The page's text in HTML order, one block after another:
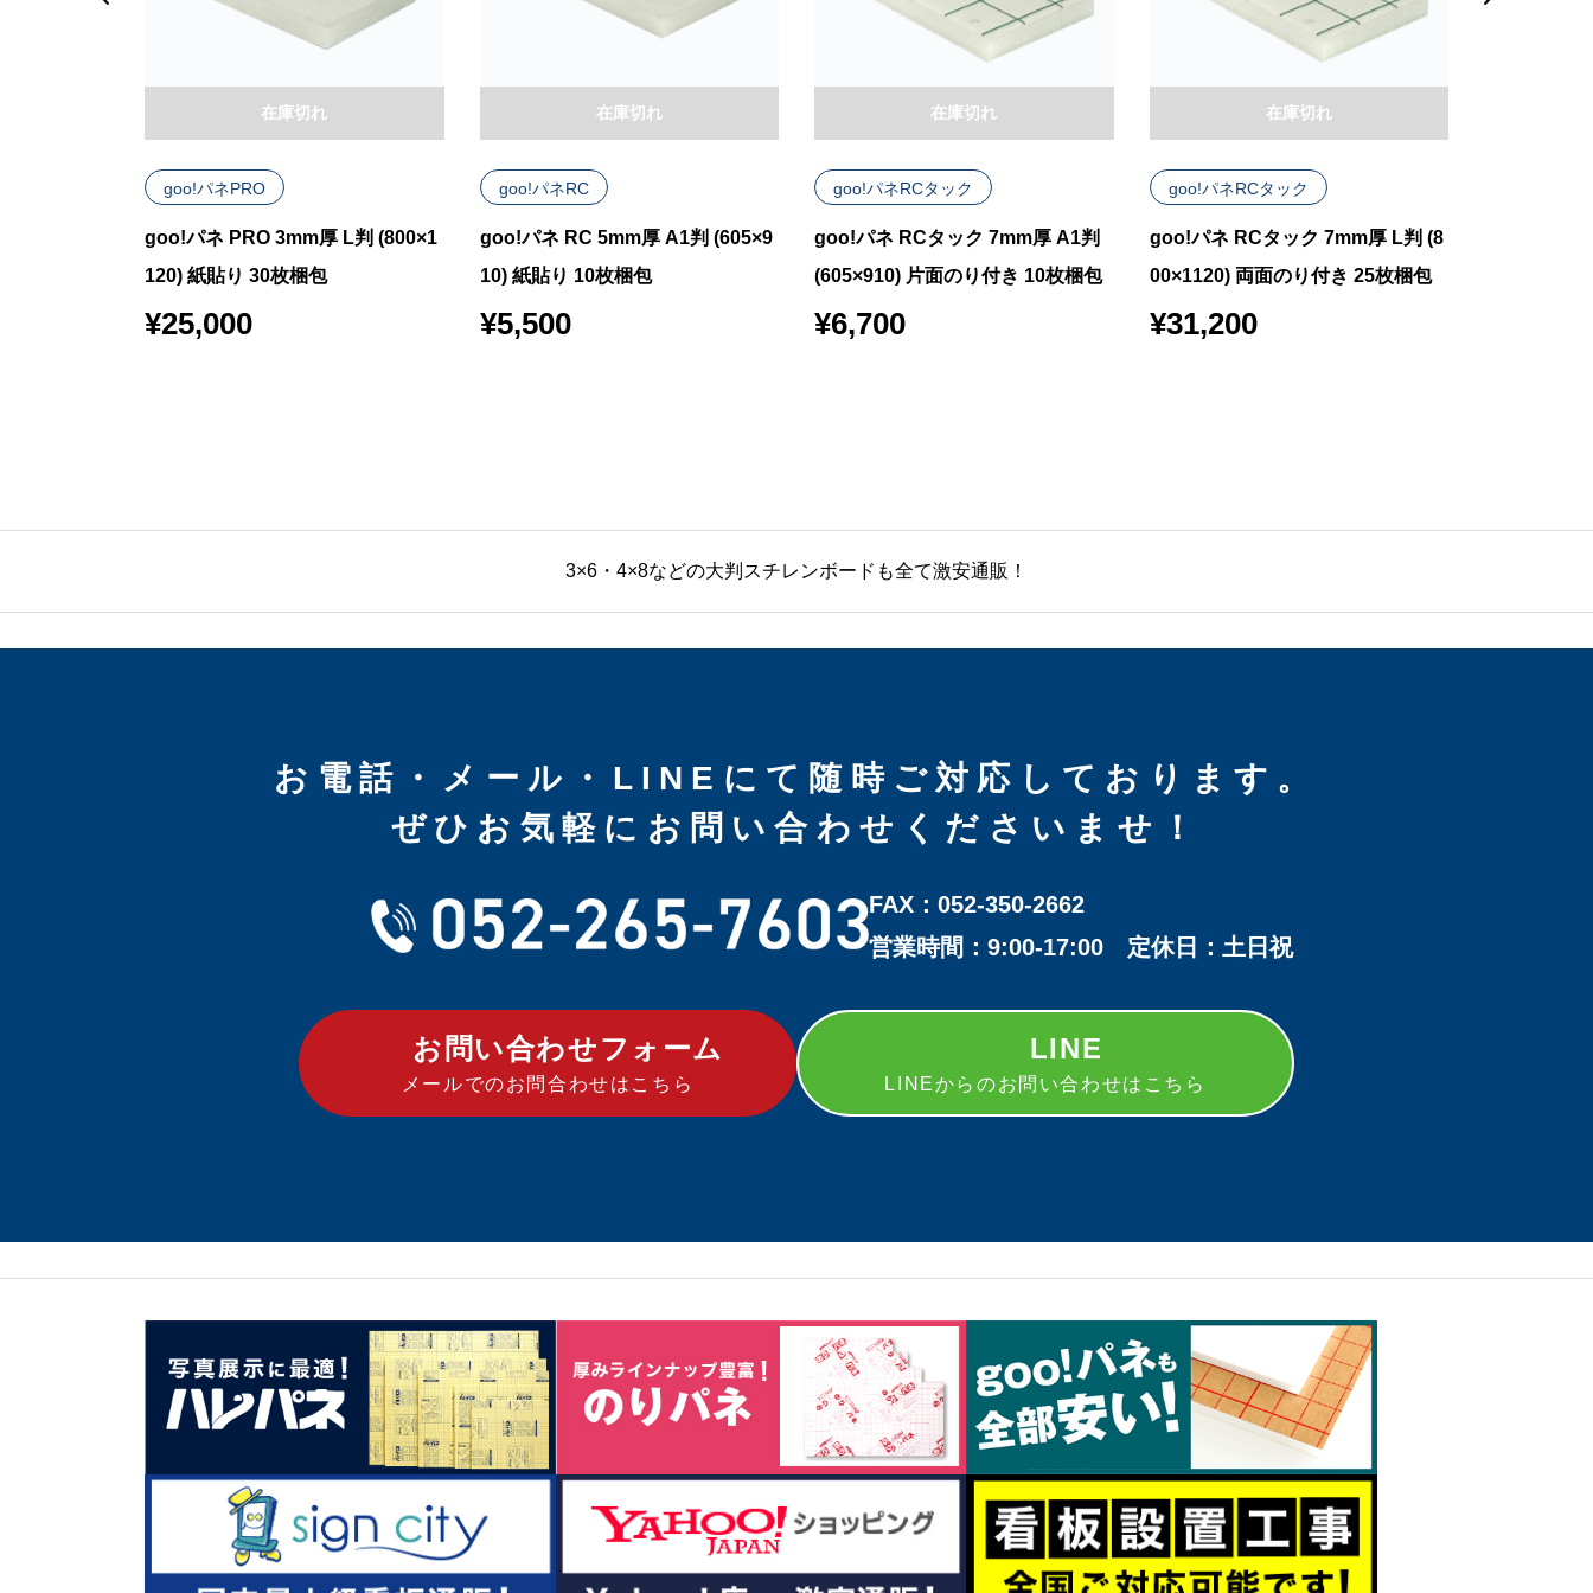
goo!パネPRO
goo!パネ PRO 3mm厚 L判 (800×1
120) 紙貼り 30枚梱包
¥25,000
在庫切れ
goo!パネRC
goo!パネ RC 5mm厚 A1判 (605×9
10) 紙貼り 10枚梱包
¥5,500
在庫切れ
goo!パネRCタック
goo!パネ RCタック 7mm厚 A1判
(605×910) 片面のり付き 10枚梱包
¥6,700
在庫切れ
goo!パネRCタック
goo!パネ RCタック 7mm厚 L判 (8
00×1120) 両面のり付き 25枚梱包
¥31,200
在庫切れ
3×6・4×8などの大判スチレンボードも全て激安通販！
お電話・メール・LINEにて随時ご対応しております。
ぜひお気軽にお問い合わせくださいませ！
FAX：052-350-2662
営業時間：9:00-17:00 定休日：土日祝
お問い合わせフォーム
メールでのお問合わせはこちら
LINE
LINEからのお問い合わせはこちら